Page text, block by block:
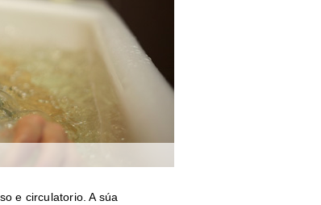
e circulatorio. A súa